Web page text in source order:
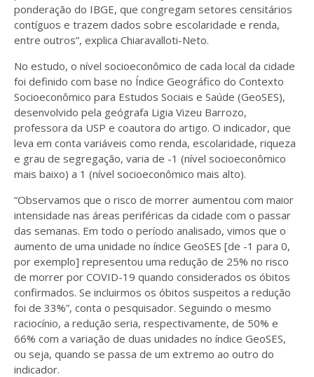
ponderação do IBGE, que congregam setores censitários
contíguos e trazem dados sobre escolaridade e renda,
entre outros”, explica Chiaravalloti-Neto.
No estudo, o nível socioeconômico de cada local da cidade
foi definido com base no Índice Geográfico do Contexto
Socioeconômico para Estudos Sociais e Saúde (GeoSES),
desenvolvido pela geógrafa Ligia Vizeu Barrozo,
professora da USP e coautora do artigo. O indicador, que
leva em conta variáveis como renda, escolaridade, riqueza
e grau de segregação, varia de -1 (nível socioeconômico
mais baixo) a 1 (nível socioeconômico mais alto).
“Observamos que o risco de morrer aumentou com maior
intensidade nas áreas periféricas da cidade com o passar
das semanas. Em todo o período analisado, vimos que o
aumento de uma unidade no índice GeoSES [de -1 para 0,
por exemplo] representou uma redução de 25% no risco
de morrer por COVID-19 quando considerados os óbitos
confirmados. Se incluirmos os óbitos suspeitos a redução
foi de 33%”, conta o pesquisador. Seguindo o mesmo
raciocínio, a redução seria, respectivamente, de 50% e
66% com a variação de duas unidades no índice GeoSES,
ou seja, quando se passa de um extremo ao outro do
indicador.